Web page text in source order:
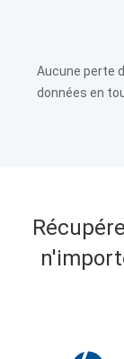
Aucune perte
données en